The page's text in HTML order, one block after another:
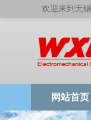
欢迎来到无
网站首页